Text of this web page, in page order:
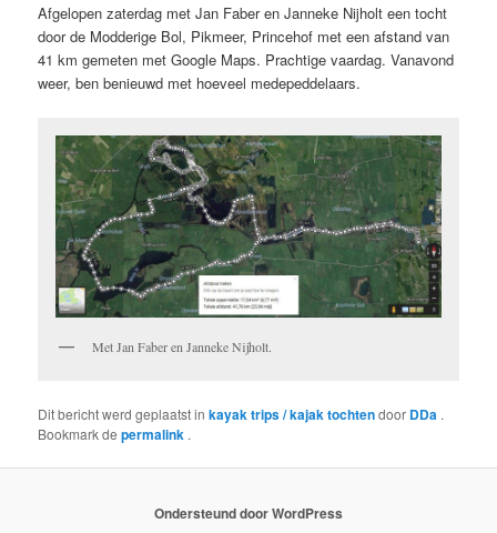
Afgelopen zaterdag met Jan Faber en Janneke Nijholt een tocht
door de Modderige Bol, Pikmeer, Princehof met een afstand van
41 km gemeten met Google Maps. Prachtige vaardag. Vanavond
weer, ben benieuwd met hoeveel medepeddelaars.
Met Jan Faber en Janneke Nijholt.
Dit bericht werd geplaatst inkayak trips / kajak tochtendoor DDa .
Bookmark depermalink .
Ondersteund door WordPress